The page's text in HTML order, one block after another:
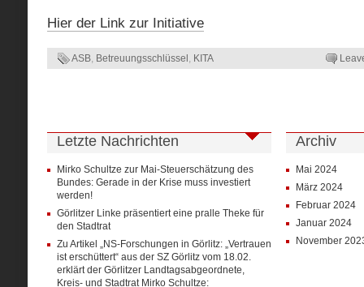
Hier der Link zur Initiative
ASB, Betreuungsschlüssel , KITA
Letzte Nachrichten
Mirko Schultze zur Mai-Steuerschätzung des
Bundes: Gerade in der Krise muss investiert
werden!
Görlitzer Linke präsentiert eine pralle Theke für
den Stadtrat
Zu Artikel „NS-Forschungen in Görlitz: „Vertrauen
ist erschüttert“ aus der SZ Görlitz vom 18.02.
erklärt der Görlitzer Landtagsabgeordnete,
Kreis- und Stadtrat Mirko Schultze:
Archiv
Mai 2024
März 2024
Februar 2024
Januar 2024
November